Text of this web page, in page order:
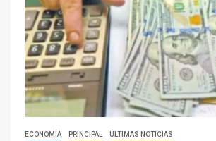
ECONOMÍA PRINCIPAL ÚLTIMAS NOTICIAS